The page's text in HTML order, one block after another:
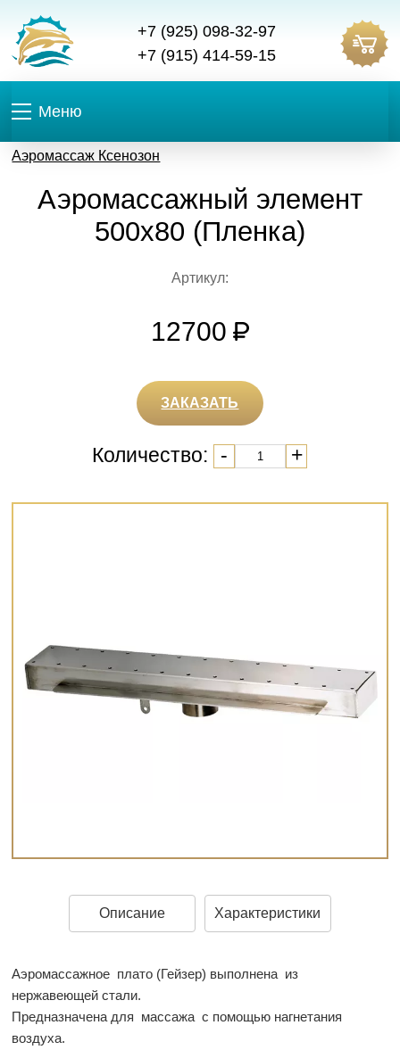
+7 (925) 098-32-97
+7 (915) 414-59-15
Меню
Аэромассаж Ксенозон
Аэромассажный элемент
500x80 (Пленка)
Артикул:
12700
ЗАКАЗАТЬ
Количество: - +
Описание Характеристики
Аэромассажное плато (Гейзер) выполнена из
нержавеющей стали.
Предназначена для массажа с помощью нагнетания
воздуха.